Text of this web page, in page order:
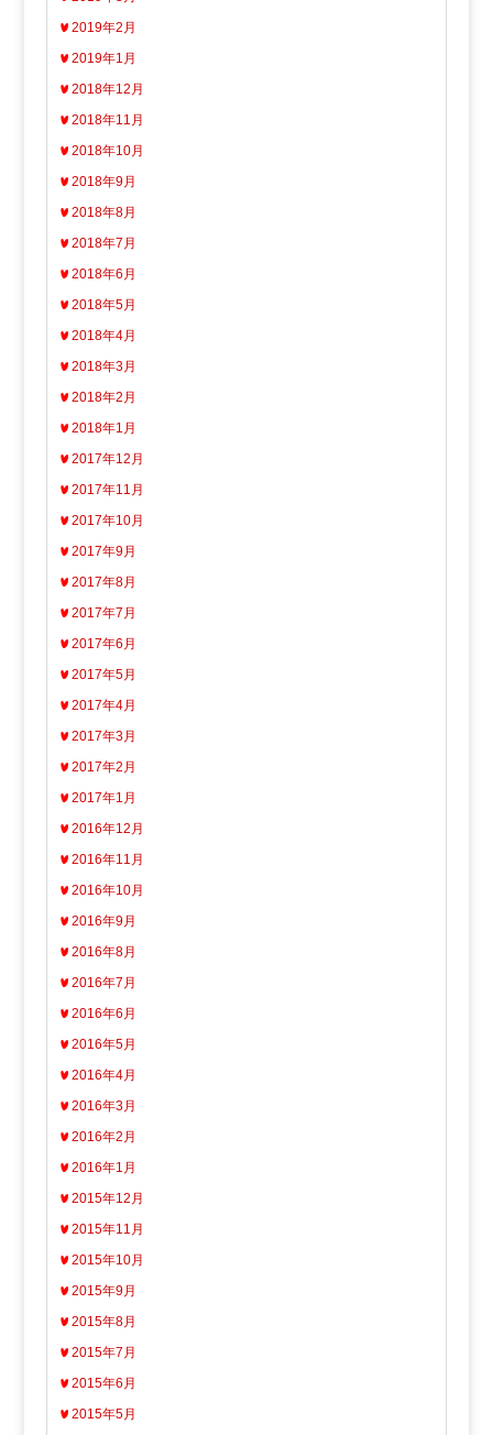
2019年2月
2019年1月
2018年12月
2018年11月
2018年10月
2018年9月
2018年8月
2018年7月
2018年6月
2018年5月
2018年4月
2018年3月
2018年2月
2018年1月
2017年12月
2017年11月
2017年10月
2017年9月
2017年8月
2017年7月
2017年6月
2017年5月
2017年4月
2017年3月
2017年2月
2017年1月
2016年12月
2016年11月
2016年10月
2016年9月
2016年8月
2016年7月
2016年6月
2016年5月
2016年4月
2016年3月
2016年2月
2016年1月
2015年12月
2015年11月
2015年10月
2015年9月
2015年8月
2015年7月
2015年6月
2015年5月